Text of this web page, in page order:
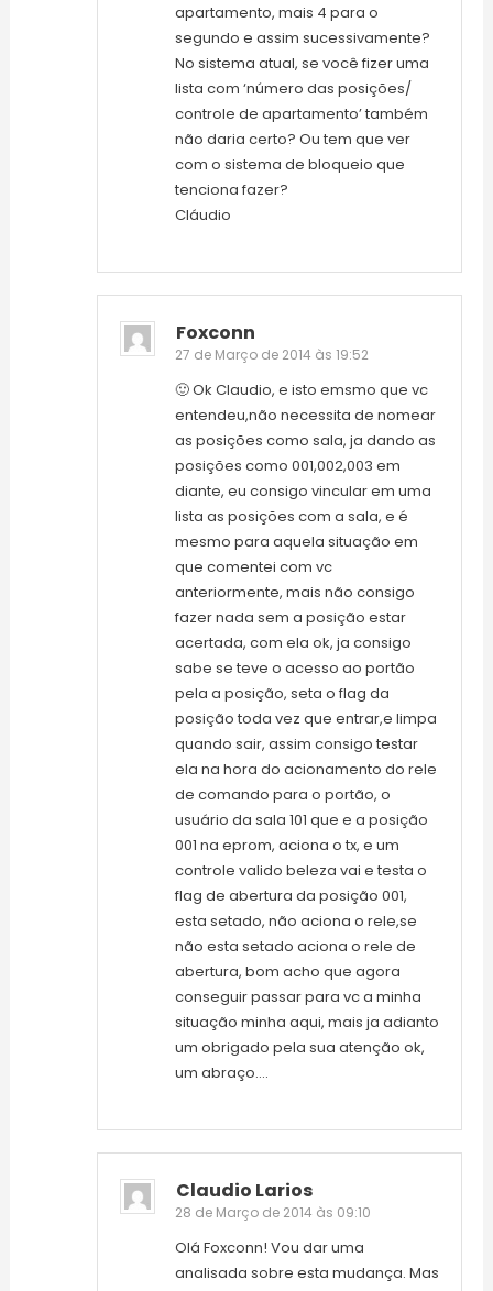
apartamento, mais 4 para o
segundo e assim sucessivamente?
No sistema atual, se você fizer uma
lista com ‘número das posições/
controle de apartamento’ também
não daria certo? Ou tem que ver
com o sistema de bloqueio que
tenciona fazer?
Cláudio
Foxconn
27 de Março de 2014 às 19:52
🙂 Ok Claudio, e isto emsmo que vc
entendeu,não necessita de nomear
as posições como sala, ja dando as
posições como 001,002,003 em
diante, eu consigo vincular em uma
lista as posições com a sala, e é
mesmo para aquela situação em
que comentei com vc
anteriormente, mais não consigo
fazer nada sem a posição estar
acertada, com ela ok, ja consigo
sabe se teve o acesso ao portão
pela a posição, seta o flag da
posição toda vez que entrar,e limpa
quando sair, assim consigo testar
ela na hora do acionamento do rele
de comando para o portão, o
usuário da sala 101 que e a posição
001 na eprom, aciona o tx, e um
controle valido beleza vai e testa o
flag de abertura da posição 001,
esta setado, não aciona o rele,se
não esta setado aciona o rele de
abertura, bom acho que agora
conseguir passar para vc a minha
situação minha aqui, mais ja adianto
um obrigado pela sua atenção ok,
um abraço….
Claudio Larios
28 de Março de 2014 às 09:10
Olá Foxconn! Vou dar uma
analisada sobre esta mudança. Mas